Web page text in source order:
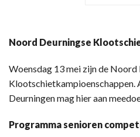
Noord Deurningse
Woensdag 13 mei zijn de Noord
Klootschietkampioenschappen.
Deurningen mag hier aan
Programma senioren